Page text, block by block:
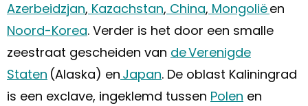
Azerbeidzjan, Kazachstan, China, Mongoliëen
Noord-Korea. Verder is het door een smalle
zeestraat gescheiden van de Verenigde
Staten (Alaska) en Japan. De oblast Kaliningrad
is een exclave, ingeklemd tussen Polen en